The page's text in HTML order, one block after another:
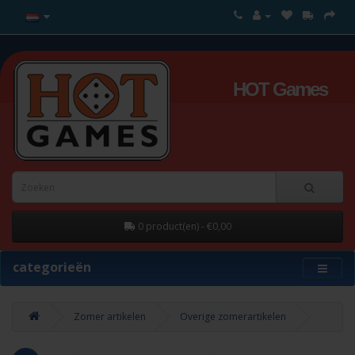
HOT Games
0 product(en) - €0,00
categorieën
Zomer artikelen Overige zomerartikelen